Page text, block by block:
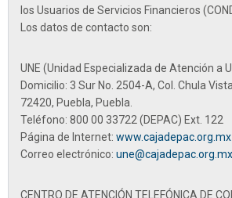
los Usuarios de Servicios Financieros
Los datos de contacto son:
UNE (Unidad Especializada de Atención a
Domicilio: 3 Sur No. 2504-A, Col. Chula
72420, Puebla, Puebla.
Teléfono: 800 00 33722 (DEPAC) Ext. 122
Página de Internet: www.cajadepac.org.mx
Correo electrónico: une@cajadepac.org.mx
CENTRO DE ATENCIÓN TELEFÓNICA DE